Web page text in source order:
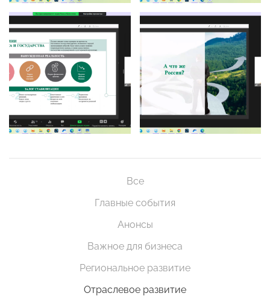
Все
Главные события
Анонсы
Важное для бизнеса
Региональное развитие
Отраслевое развитие